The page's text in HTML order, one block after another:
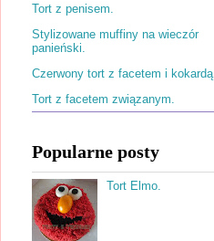
Tort z penisem.
Stylizowane muffiny na wieczór
panieński.
Czerwony tort z facetem i kokardą.
Tort z facetem związanym.
Popularne posty
Tort Elmo.